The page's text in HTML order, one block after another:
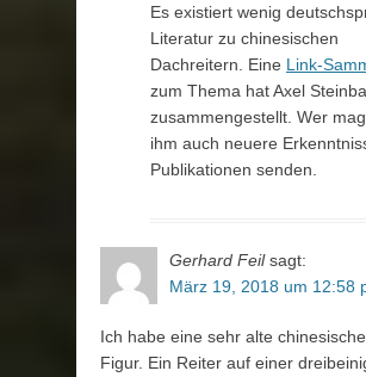
Es existiert wenig
Literatur zu chinesischen
Dachreitern. Eine Link-
zum Thema hat Axel
zusammengestellt. Wer
ihm auch neuere
Publikationen senden.
Gerhard Feil sagt:
März 19, 2018 um 12:58
Ich habe eine sehr alte
Figur. Ein Reiter auf einer